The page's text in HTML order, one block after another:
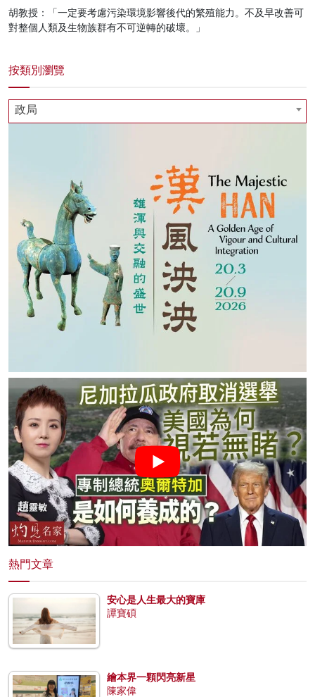
胡教授：「一定要考慮污染環境影響後代的繁殖能力。不及早改善可
對整個人類及生物族群有不可逆轉的破壞。」
按類別瀏覽
政局
熱門文章
安心是人生最大的寶庫
譚寶碩
繪本界一顆閃亮新星
陳家偉